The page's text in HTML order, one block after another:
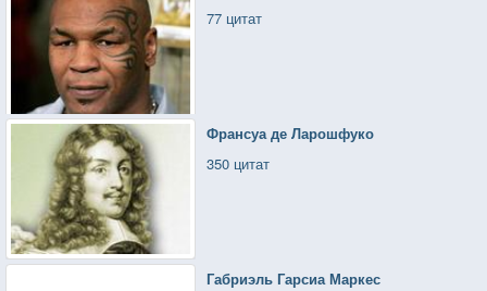
77 цитат
Франсуа де Ларошфуко
350 цитат
Габриэль Гарсиа Маркес